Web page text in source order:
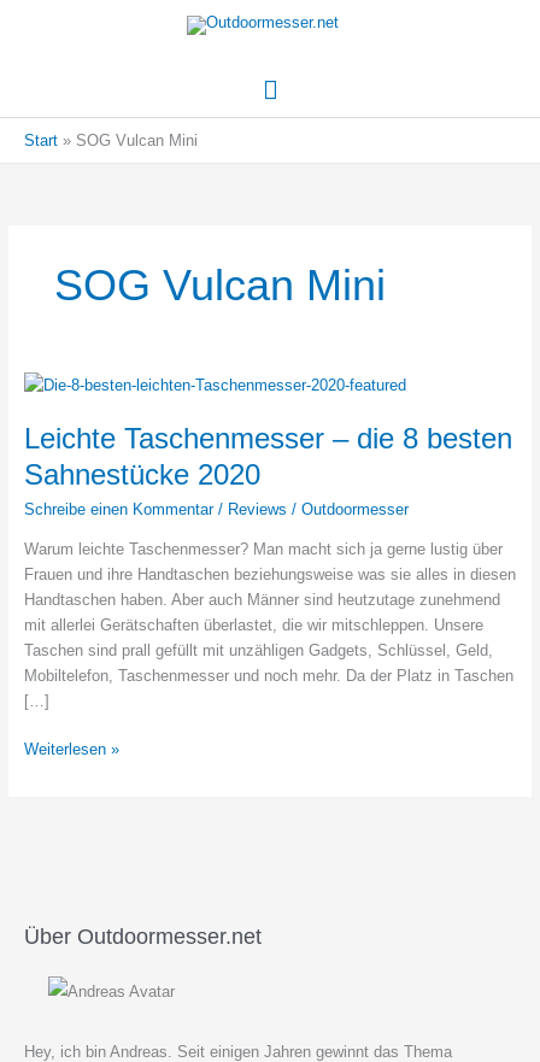
Hauptmenü
Start SOG Vulcan Mini
SOG Vulcan Mini
Leichte Taschenmesser – die 8 besten
Sahnestücke 2020
Schreibe einen Kommentar / Reviews / Outdoormesser
Warum leichte Taschenmesser? Man macht sich ja gerne lustig über
Frauen und ihre Handtaschen beziehungsweise was sie alles in diesen
Handtaschen haben. Aber auch Männer sind heutzutage zunehmend
mit allerlei Gerätschaften überlastet, die wir mitschleppen. Unsere
Taschen sind prall gefüllt mit unzähligen Gadgets, Schlüssel, Geld,
Mobiltelefon, Taschenmesser und noch mehr. Da der Platz in Taschen
[…]
Leichte
2020
Weiterlesen »
Über Outdoormesser.net
Hey, ich bin Andreas. Seit einigen Jahren gewinnt das Thema